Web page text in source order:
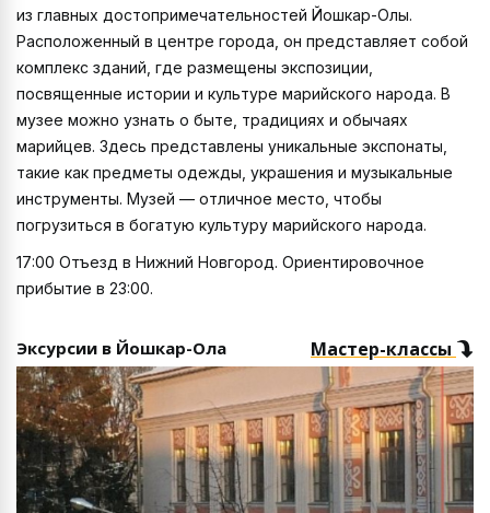
из главных достопримечательностей Йошкар-Олы.
Расположенный в центре города, он представляет собой
комплекс зданий, где размещены экспозиции,
посвященные истории и культуре марийского народа. В
музее можно узнать о быте, традициях и обычаях
марийцев. Здесь представлены уникальные экспонаты,
такие как предметы одежды, украшения и музыкальные
инструменты. Музей — отличное место, чтобы
погрузиться в богатую культуру марийского народа.
17:00 Отъезд в Нижний Новгород. Ориентировочное
прибытие в 23:00.
Эксурсии в Йошкар-Ола Мастер-классы